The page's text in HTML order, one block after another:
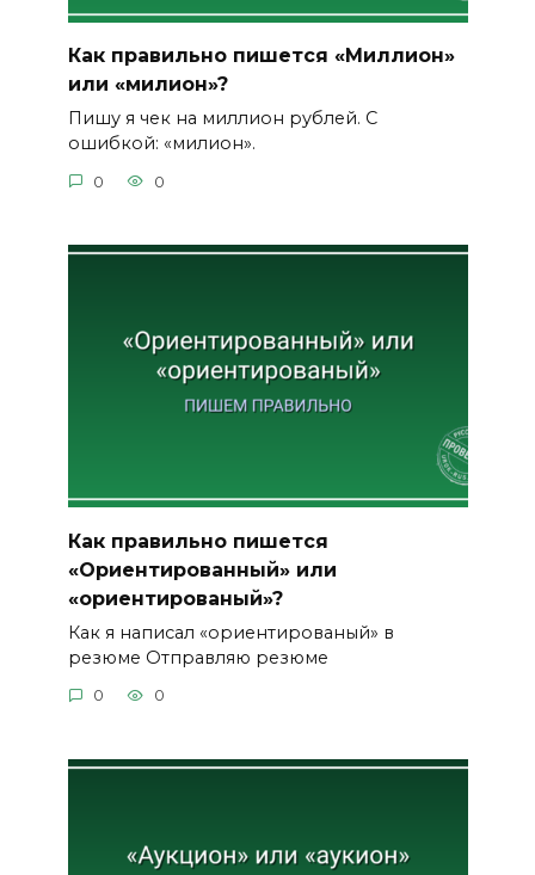
Как правильно пишется «Миллион»
или «милион»?
Пишу я чек на миллион рублей. С
ошибкой: «милион».
0 0
Как правильно пишется
«Ориентированный» или
«ориентированый»?
Как я написал «ориентированый» в
резюме Отправляю резюме
0 0